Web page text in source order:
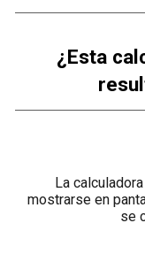
¿Esta
La
mostrarse en
se